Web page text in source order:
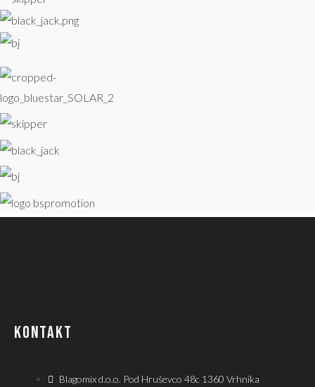
KONTAKT
Blagomix d.o.o. Pod Hruševco 48c 1360 Vrhnika